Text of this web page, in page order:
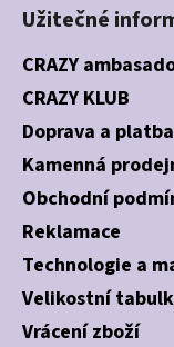
Užitečné
CRAZY
CRAZY KLUB
Doprava a platba
Kamenná
Obchodní
Reklamace
Technologie a
Velikostní
Vrácení zboží